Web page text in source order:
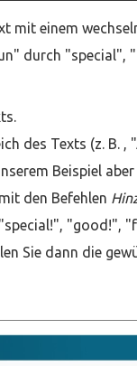
mit einem
durch
des Texts (z. B. ,
Beispiel
den Befehlen
"good!",
Sie dann die